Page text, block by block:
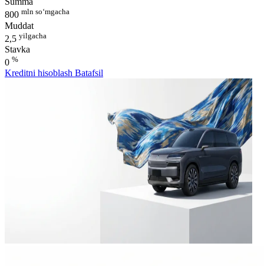
800 mln so‘mgacha
Muddat
2,5 yilgacha
Stavka
0 %
Kreditni hisoblash Batafsil